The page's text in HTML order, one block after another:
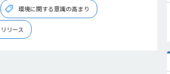
環境に関する意識の高まり
リース